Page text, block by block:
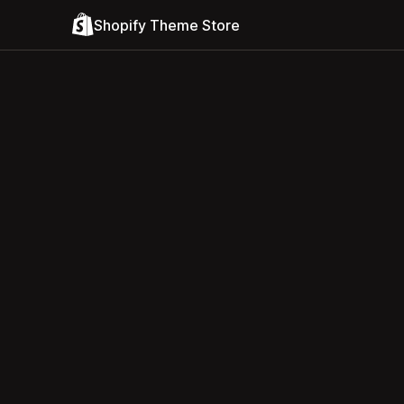
Shopify Theme Store